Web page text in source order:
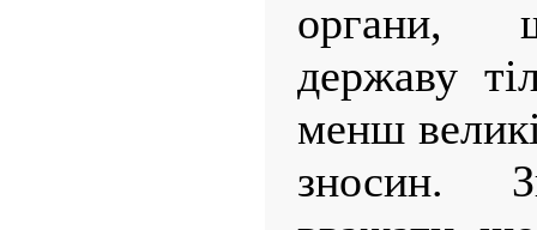
органи,
державу
менш
зносин.